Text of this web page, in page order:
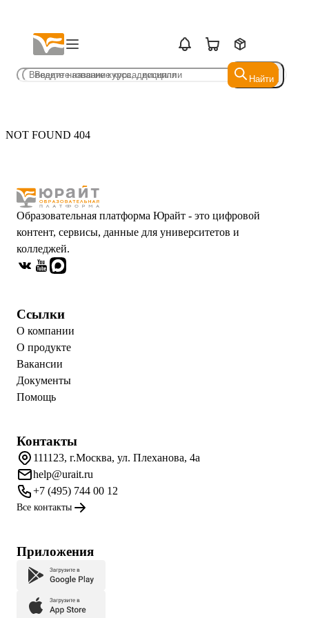
Найти
Найти
NOT FOUND 404
Образовательная платформа Юрайт - это цифровой
контент, сервисы, данные для университетов и
колледжей.
Ссылки
О компании
О продукте
Вакансии
Документы
Помощь
Контакты
111123, г.Москва, ул. Плеханова, 4а
help@urait.ru
+7 (495) 744 00 12
Все контакты
Приложения